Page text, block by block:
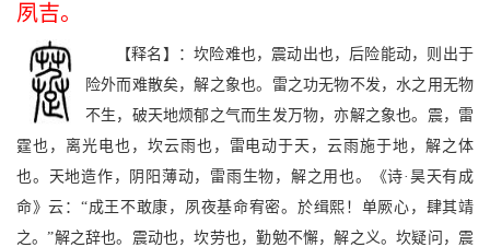
夙吉。
【释名】：坎险难也，震动出也，后险能动，则出于
险外而难散矣，解之象也。雷之功无物不发，水之用无物
不生，破天地烦郁之气而生发万物，亦解之象也。震，雷
霆也，离光电也，坎云雨也，雷电动于天，云雨施于地，解之体
也。天地造作，阴阳薄动，雷雨生物，解之用也。《诗·昊天有成
命》云：“成王不敢康，夙夜基命宥密。於缉熙！单厥心，肆其靖
之。”解之辞也。震动也，坎劳也，勤勉不懈，解之义。坎疑问，震